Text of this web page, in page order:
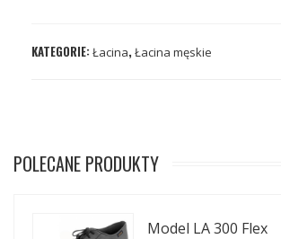
KATEGORIE: Łacina, Łacina męskie
POLECANE PRODUKTY
Model LA 300 Flex